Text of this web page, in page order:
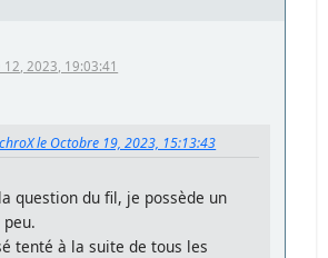
2023, 19:03:41
le Octobre 19, 2023, 15:13:43
question du fil, je possède un
tenté à la suite de tous les